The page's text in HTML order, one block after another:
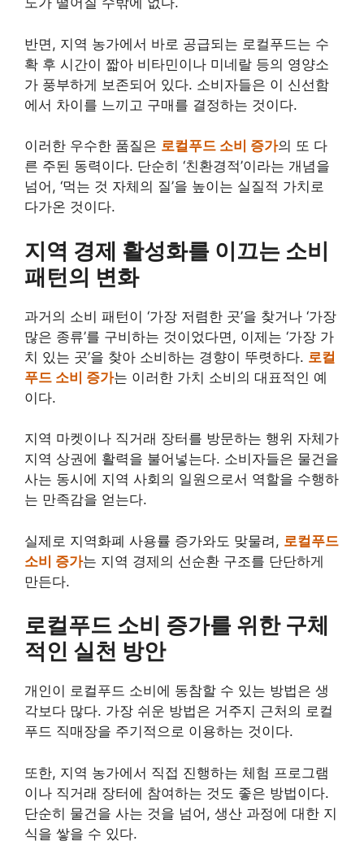
반면, 지역 농가에서 바로 공급되는 로컬푸드는 수
확 후 시간이 짧아 비타민이나 미네랄 등의 영양소
가 풍부하게 보존되어 있다. 소비자들은 이 신선함
에서 차이를 느끼고 구매를 결정하는 것이다.
이러한 우수한 품질은 로컬푸드 소비 증가의 또 다
른 주된 동력이다. 단순히 ‘친환경적’이라는 개념을
넘어, ‘먹는 것 자체의 질’을 높이는 실질적 가치로
다가온 것이다.
지역 경제 활성화를 이끄는 소비
패턴의 변화
과거의 소비 패턴이 ‘가장 저렴한 곳’을 찾거나 ‘가장
많은 종류’를 구비하는 것이었다면, 이제는 ‘가장 가
치 있는 곳’을 찾아 소비하는 경향이 뚜렷하다. 로컬
푸드 소비 증가는 이러한 가치 소비의 대표적인 예
이다.
지역 마켓이나 직거래 장터를 방문하는 행위 자체가
지역 상권에 활력을 불어넣는다. 소비자들은 물건을
사는 동시에 지역 사회의 일원으로서 역할을 수행하
는 만족감을 얻는다.
실제로 지역화폐 사용률 증가와도 맞물려, 로컬푸드
소비 증가는 지역 경제의 선순환 구조를 단단하게
만든다.
로컬푸드 소비 증가를 위한 구체
적인 실천 방안
개인이 로컬푸드 소비에 동참할 수 있는 방법은 생
각보다 많다. 가장 쉬운 방법은 거주지 근처의 로컬
푸드 직매장을 주기적으로 이용하는 것이다.
또한, 지역 농가에서 직접 진행하는 체험 프로그램
이나 직거래 장터에 참여하는 것도 좋은 방법이다.
단순히 물건을 사는 것을 넘어, 생산 과정에 대한 지
식을 쌓을 수 있다.